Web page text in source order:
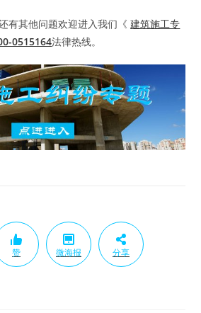
有其他问题欢迎进入我们《建筑施工专
0515164法律热线。
赞 微海报 分享